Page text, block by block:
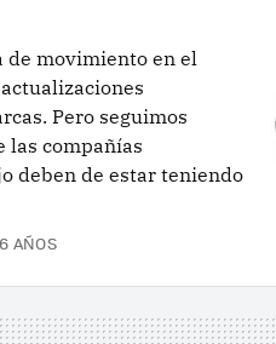
de movimiento en el
Pero seguimos
las compañías
deben de estar teniendo
AÑOS